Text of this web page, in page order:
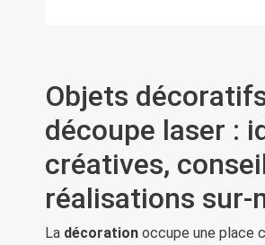
Objets
découpe laser :
créatives,
réalisations sur-
La décoration occupe une place